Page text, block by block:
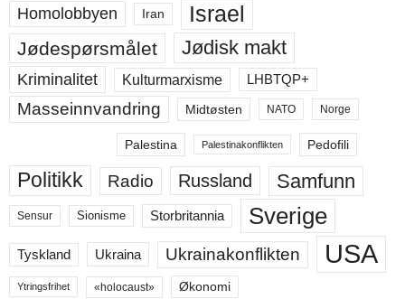
Homolobbyen Iran Israel
Jødespørsmålet Jødisk makt
Kriminalitet Kulturmarxisme LHBTQP+
Masseinnvandring Midtøsten NATO Norge
Palestina Palestinakonflikten Pedofili
Politikk Radio Russland Samfunn
Sensur Sionisme Storbritannia Sverige
Tyskland Ukraina Ukrainakonflikten USA
Ytringsfrihet «holocaust» Økonomi